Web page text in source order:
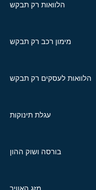
הלוואות רק תבקש
מימון רכב רק תבקש
הלוואות לעסקים רק תבקש
עגלת תינוקות
בורסה ושוק ההון
מזג האוויר